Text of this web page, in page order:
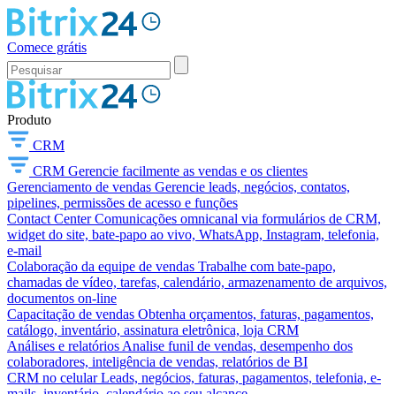
Comece grátis
Produto
CRM
CRM Gerencie facilmente as vendas e os clientes
Gerenciamento de vendas Gerencie leads, negócios, contatos,
pipelines, permissões de acesso e funções
Contact Center Comunicações omnicanal via formulários de CRM,
widget do site, bate-papo ao vivo, WhatsApp, Instagram, telefonia,
e-mail
Colaboração da equipe de vendas Trabalhe com bate-papo,
chamadas de vídeo, tarefas, calendário, armazenamento de arquivos,
documentos on-line
Capacitação de vendas Obtenha orçamentos, faturas, pagamentos,
catálogo, inventário, assinatura eletrônica, loja CRM
Análises e relatórios Analise funil de vendas, desempenho dos
colaboradores, inteligência de vendas, relatórios de BI
CRM no celular Leads, negócios, faturas, pagamentos, telefonia, e-